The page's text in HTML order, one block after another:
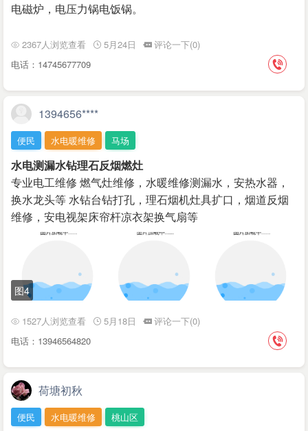
电磁炉，电压力锅电饭锅。
2367人浏览查看 5月24日
评论一下(0)
电话：14745677709
1394656****
便民 水电暖维修 马场
水电测漏水钻理石反烟燃灶
专业电工维修 燃气灶维修，水暖维修测漏水，安热水器，
换水龙头等 水钻台钻打孔，理石烟机灶具扩口，烟道反烟
维修，安电视架床帘杆凉衣架换气扇等
图4
1527人浏览查看 5月18日
评论一下(0)
电话：13946564820
荷塘初秋
便民 水电暖维修 桃山区